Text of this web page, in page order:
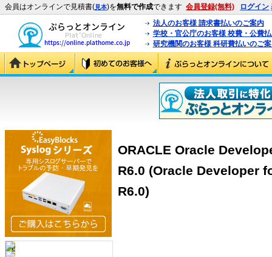
会員はオンラインで見積書(見本)を無料で作成できます 会員登録(無料) ログイン
法人のお客様 請求書払いのご案内
学校・官公庁のお客様 校費・公費
研究機関のお客様 科研費払いのご
ORACLE Oracle
R6.0 (Oracle Developer
R6.0)